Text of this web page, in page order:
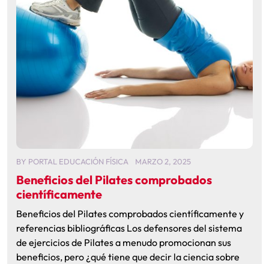
BY PORTAL EDUCACIÓN FÍSICA MARZO 2, 2025
Beneficios del Pilates comprobados
científicamente
Beneficios del Pilates comprobados científicamente y
referencias bibliográficas Los defensores del sistema
de ejercicios de Pilates a menudo promocionan sus
beneficios, pero ¿qué tiene que decir la ciencia sobre